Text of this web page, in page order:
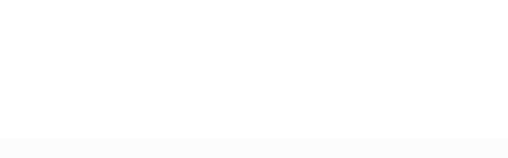
售后服务中心（需提前预约）